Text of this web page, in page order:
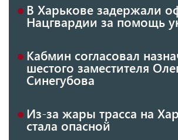
В Харькове задержали
Нацгвардии за помощь
Кабмин согласовал
шестого заместителя
Синегубова
Из-за жары трасса на
стала опасной